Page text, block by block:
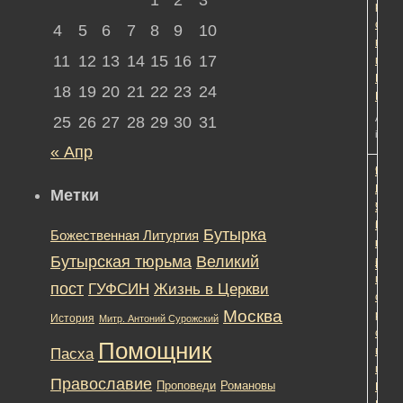
с
in:
РФ
по
по
с
119
лет,
9
4
5 6 7 8 9
10
11 12 13 14 15 16 17
18 19 20 21 22 23 24
25 26 27 28 29 30 31
« Апр
Метки
Божественная Литургия Бутырка
Бутырская тюрьма Великий
пост ГУФСИН Жизнь в Церкви
История Митр. Антоний Сурожский Москва
Пасха Помощник
Православие Проповеди Романовы